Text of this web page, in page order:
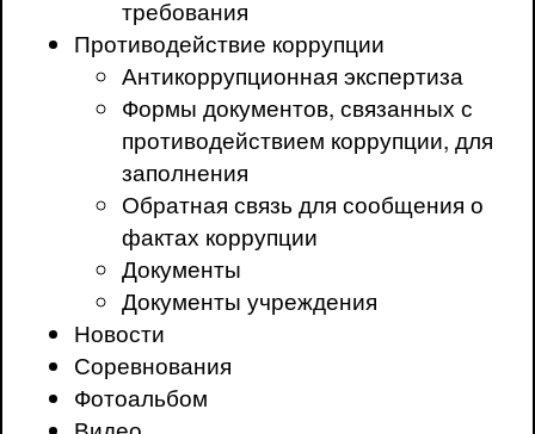
требования
Противодействие коррупции
Антикоррупционная экспертиза
Формы документов, связанных с
противодействием коррупции, для
заполнения
Обратная связь для сообщения о
фактах коррупции
Документы
Документы учреждения
Новости
Соревнования
Фотоальбом